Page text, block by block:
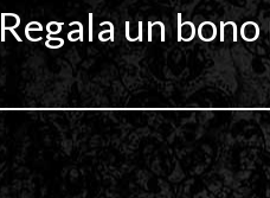
Regala un